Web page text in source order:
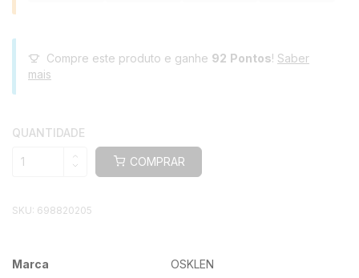
Compre este produto e ganhe 92 Pontos! Saber
mais
QUANTIDADE
COMPRAR
SKU: 698820205
Marca
OSKLEN